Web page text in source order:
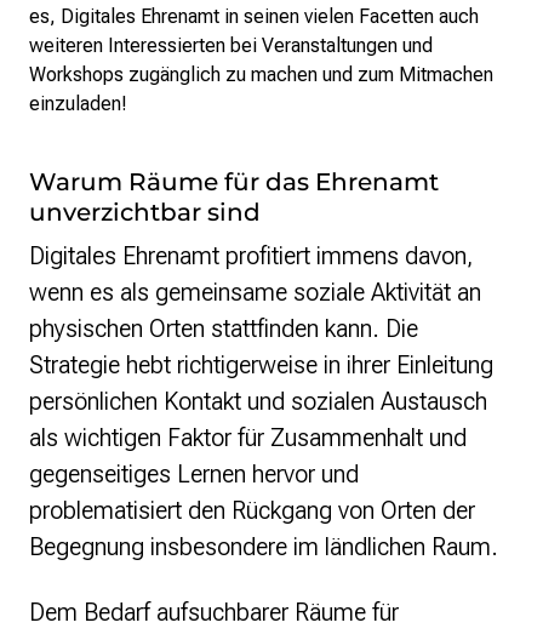
es, Digitales Ehrenamt in seinen vielen Facetten auch
weiteren Interessierten bei Veranstaltungen und
Workshops zugänglich zu machen und zum Mitmachen
einzuladen!
Warum Räume für das Ehrenamt
unverzichtbar sind
Digitales Ehrenamt profitiert immens davon,
wenn es als gemeinsame soziale Aktivität an
physischen Orten stattfinden kann. Die
Strategie hebt richtigerweise in ihrer Einleitung
persönlichen Kontakt und sozialen Austausch
als wichtigen Faktor für Zusammenhalt und
gegenseitiges Lernen hervor und
problematisiert den Rückgang von Orten der
Begegnung insbesondere im ländlichen Raum.
Dem Bedarf aufsuchbarer Räume für